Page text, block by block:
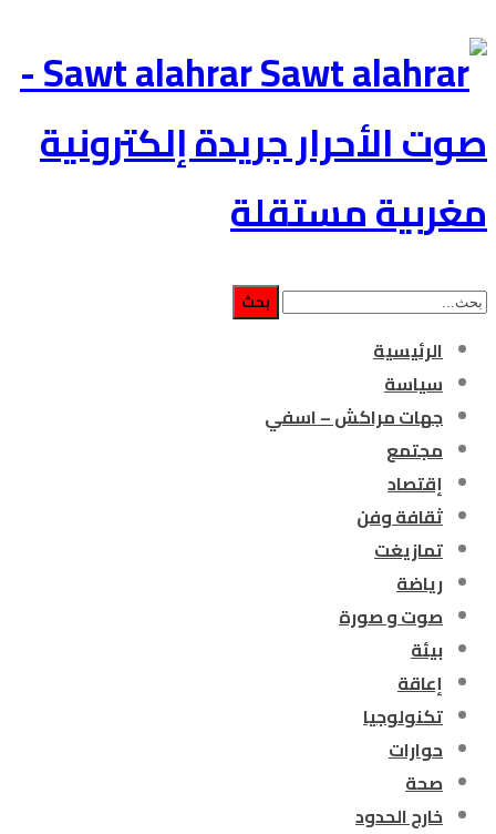
Sawt alahrar -
صوت الأحرار جريدة إلكترونية
مغربية مستقلة
الرئيسية
سياسة
جهات مراكش – اسفي
مجتمع
إقتصاد
ثقافة وفن
تمازيغت
رياضة
صوت و صورة
بيئة
إعاقة
تكنولوجيا
حوارات
صحة
خارج الحدود